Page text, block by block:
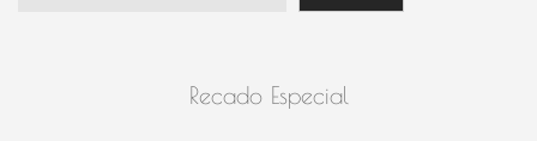
Recado Especial